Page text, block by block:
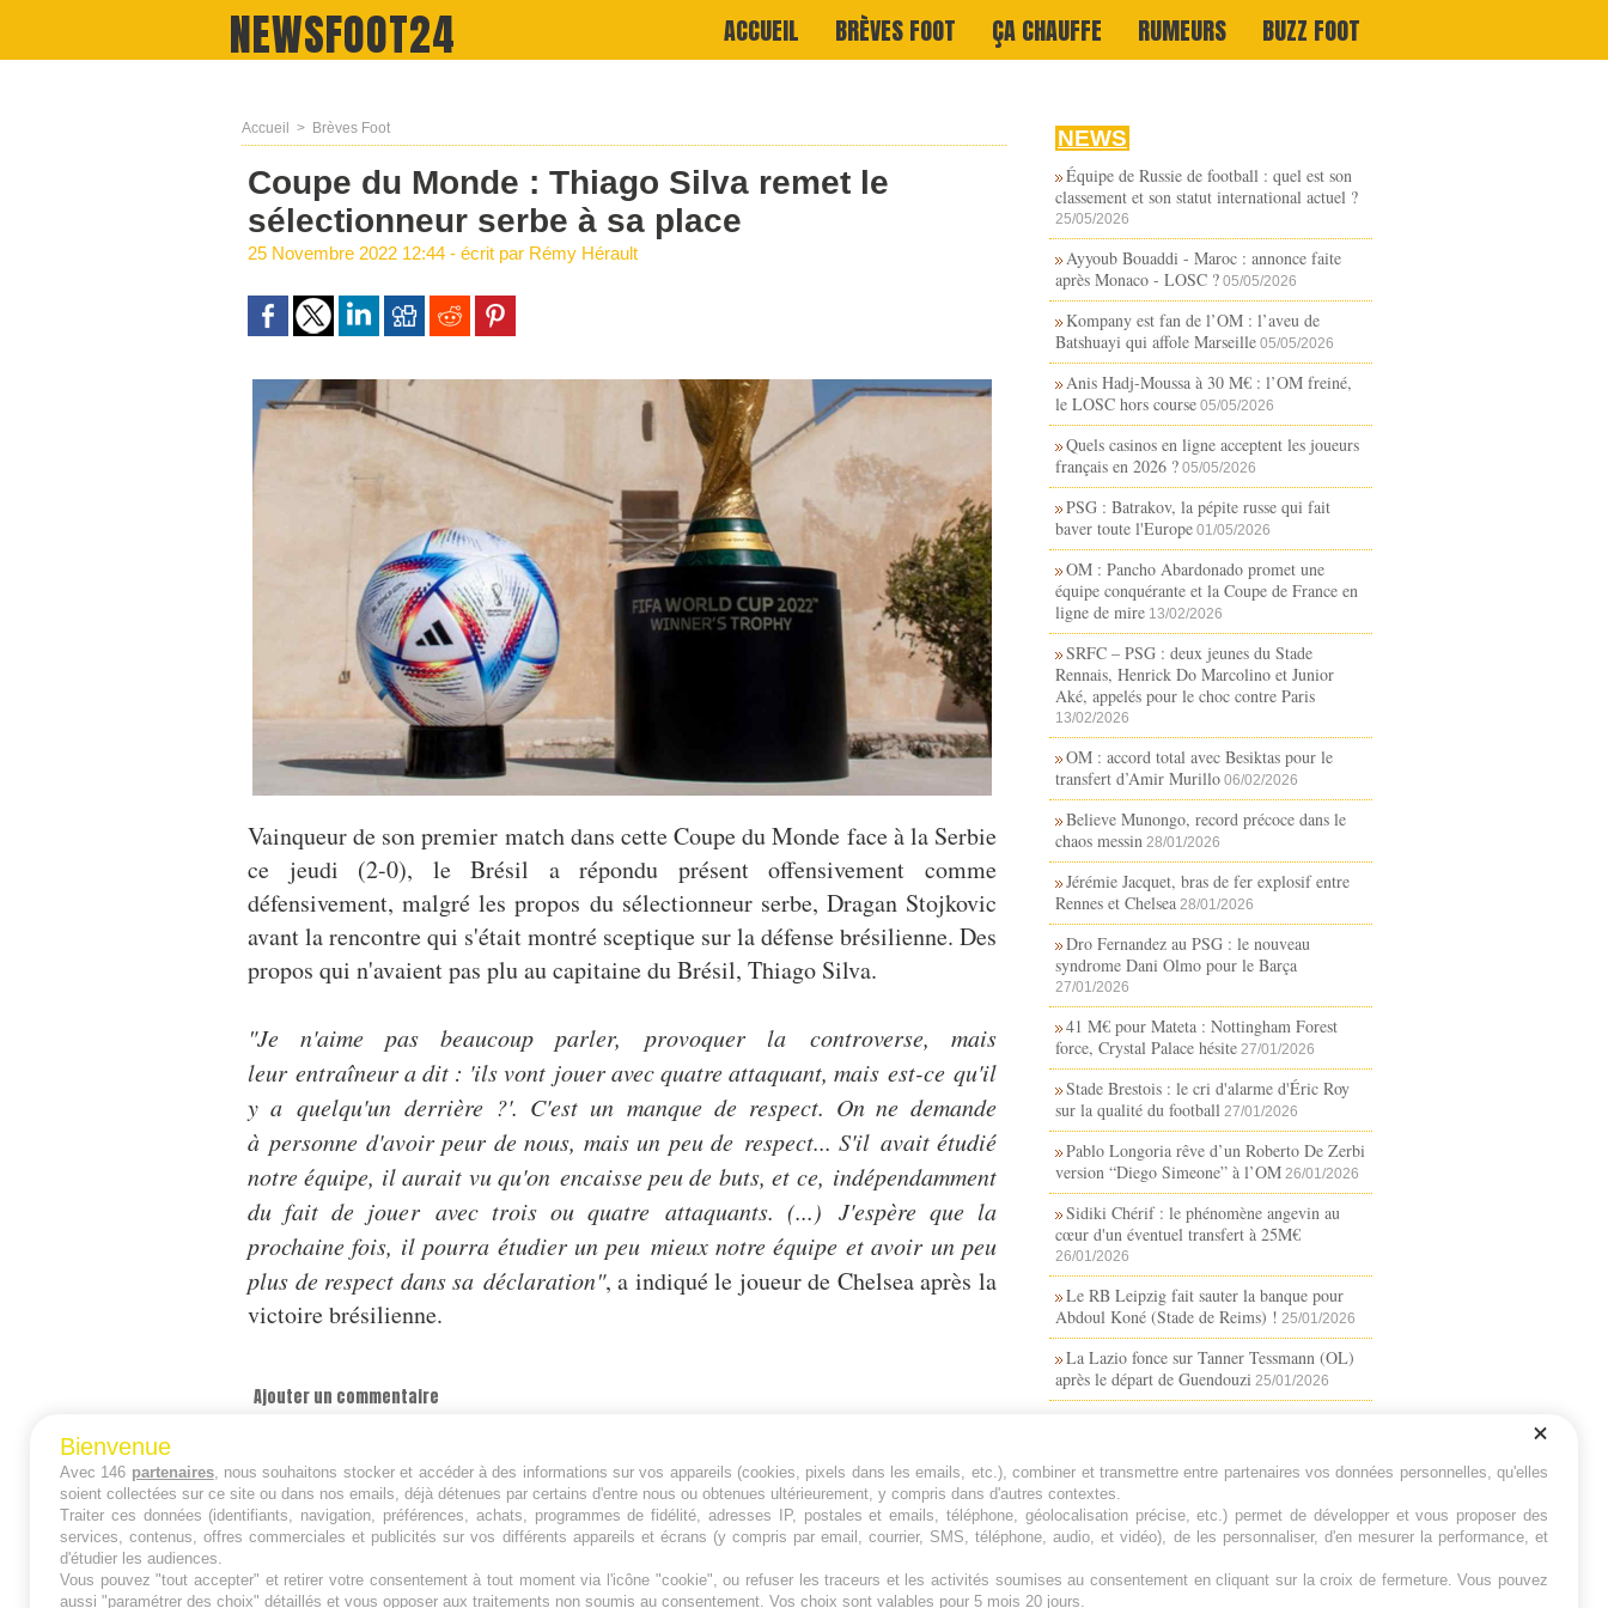
NEWSFOOT24 BUZZ FOOT
RUMEURS
ÇA CHAUFFE
BRÈVES FOOT
ACCUEIL
Accueil > Brèves Foot
Coupe du Monde : Thiago Silva remet le
sélectionneur serbe à sa place
25 Novembre 2022 12:44 - écrit par Rémy Hérault
Vainqueur de son premier match dans cette Coupe du Monde face à la Serbie
ce jeudi (2-0), le Brésil a répondu présent offensivement comme
défensivement, malgré les propos du sélectionneur serbe, Dragan Stojkovic
avant la rencontre qui s'était montré sceptique sur la défense brésilienne. Des
propos qui n'avaient pas plu au capitaine du Brésil, Thiago Silva.
"Je n'aime pas beaucoup parler, provoquer la controverse, mais
leur entraîneur a dit : 'ils vont jouer avec quatre attaquant, mais est-ce qu'il
y a quelqu'un derrière ?'. C'est un manque de respect. On ne demande
à personne d'avoir peur de nous, mais un peu de respect... S'il avait étudié
notre équipe, il aurait vu qu'on encaisse peu de buts, et ce, indépendamment
du fait de jouer avec trois ou quatre attaquants. (...) J'espère que la
prochaine fois, il pourra étudier un peu mieux notre équipe et avoir un peu
plus de respect dans sa déclaration", a indiqué le joueur de Chelsea après la
victoire brésilienne.
Ajouter un commentaire
NEWS
Équipe de Russie de football : quel est son
classement et son statut international actuel ?
25/05/2026
Ayyoub Bouaddi - Maroc : annonce faite
après Monaco - LOSC ? 05/05/2026
Kompany est fan de l’OM : l’aveu de
Batshuayi qui affole Marseille 05/05/2026
Anis Hadj-Moussa à 30 M€ : l’OM freiné,
le LOSC hors course 05/05/2026
Quels casinos en ligne acceptent les joueurs
français en 2026 ? 05/05/2026
PSG : Batrakov, la pépite russe qui fait
baver toute l'Europe 01/05/2026
OM : Pancho Abardonado promet une
équipe conquérante et la Coupe de France en
ligne de mire 13/02/2026
SRFC – PSG : deux jeunes du Stade
Rennais, Henrick Do Marcolino et Junior
Aké, appelés pour le choc contre Paris
13/02/2026
OM : accord total avec Besiktas pour le
transfert d’Amir Murillo 06/02/2026
Believe Munongo, record précoce dans le
chaos messin 28/01/2026
Jérémie Jacquet, bras de fer explosif entre
Rennes et Chelsea 28/01/2026
Dro Fernandez au PSG : le nouveau
syndrome Dani Olmo pour le Barça
27/01/2026
41 M€ pour Mateta : Nottingham Forest
force, Crystal Palace hésite 27/01/2026
Stade Brestois : le cri d'alarme d'Éric Roy
sur la qualité du football 27/01/2026
Pablo Longoria rêve d’un Roberto De Zerbi
version “Diego Simeone” à l’OM 26/01/2026
Sidiki Chérif : le phénomène angevin au
cœur d'un éventuel transfert à 25M€
26/01/2026
Le RB Leipzig fait sauter la banque pour
Abdoul Koné (Stade de Reims) ! 25/01/2026
La Lazio fonce sur Tanner Tessmann (OL)
après le départ de Guendouzi 25/01/2026
Yaser Asprilla vers Galatasaray : Benfica,
l’Ajax et l’OM doublés
23/01/2026
Bienvenue
Avec 146 partenaires, nous souhaitons stocker et accéder à des informations sur vos appareils (cookies, pixels dans les emails, etc.), combiner et transmettre entre partenaires vos données personnelles, qu'elles
soient collectées sur ce site ou dans nos emails, déjà détenues par certains d'entre nous ou obtenues ultérieurement, y compris dans d'autres contextes.
Traiter ces données (identifiants, navigation, préférences, achats, programmes de fidélité, adresses IP, postales et emails, téléphone, géolocalisation précise, etc.) permet de développer et vous proposer des
services, contenus, offres commerciales et publicités sur vos différents appareils et écrans (y compris par email, courrier, SMS, téléphone, audio, et vidéo), de les personnaliser, d'en mesurer la performance, et
d'étudier les audiences.
Vous pouvez "tout accepter" et retirer votre consentement à tout moment via l'icône "cookie", ou refuser les traceurs et les activités soumises au consentement en cliquant sur la croix de fermeture. Vous pouvez
aussi "paramétrer des choix" détaillés et vous opposer aux traitements non soumis au consentement. Vos choix sont valables pour 5 mois 20 jours.